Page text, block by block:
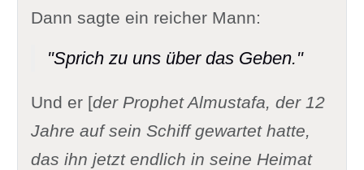
Dann sagte ein reicher Mann:
"Sprich zu uns über das Geben."
Und er [der Prophet Almustafa, der 12
Jahre auf sein Schiff gewartet hatte,
das ihn jetzt endlich in seine Heimat